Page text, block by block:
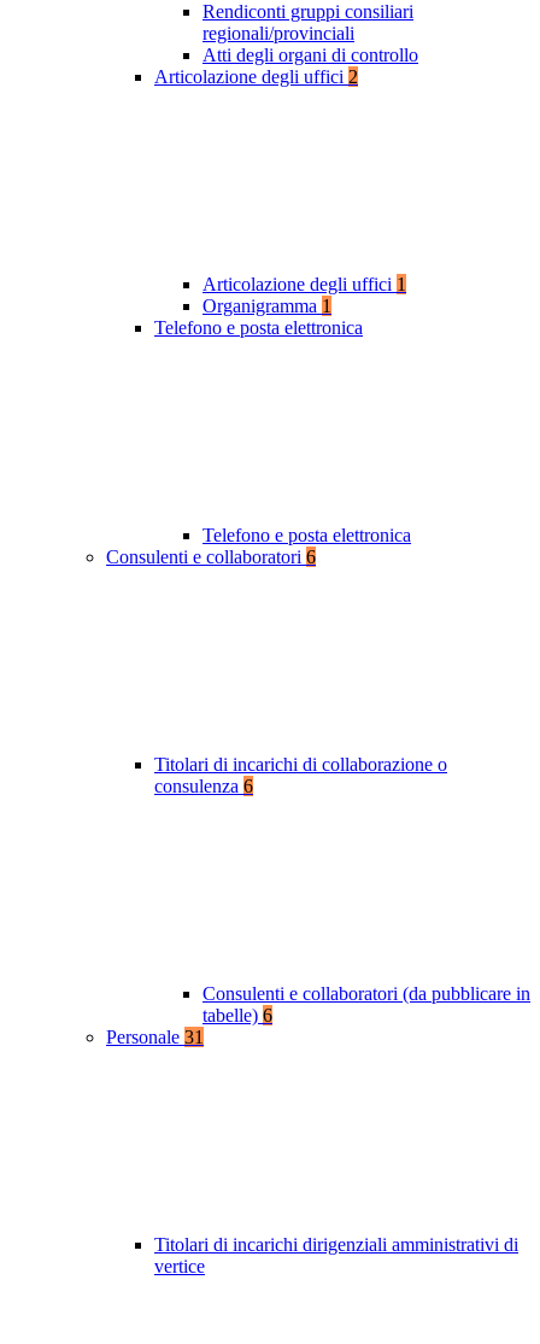
Rendiconti gruppi consiliari
regionali/provinciali
Atti degli organi di controllo
Articolazione degli uffici 2
Articolazione degli uffici 1
Organigramma 1
Telefono e posta elettronica
Telefono e posta elettronica
Consulenti e collaboratori 6
Titolari di incarichi di collaborazione o
consulenza 6
Consulenti e collaboratori (da pubblicare in
tabelle) 6
Personale 31
Titolari di incarichi dirigenziali amministrativi di
vertice